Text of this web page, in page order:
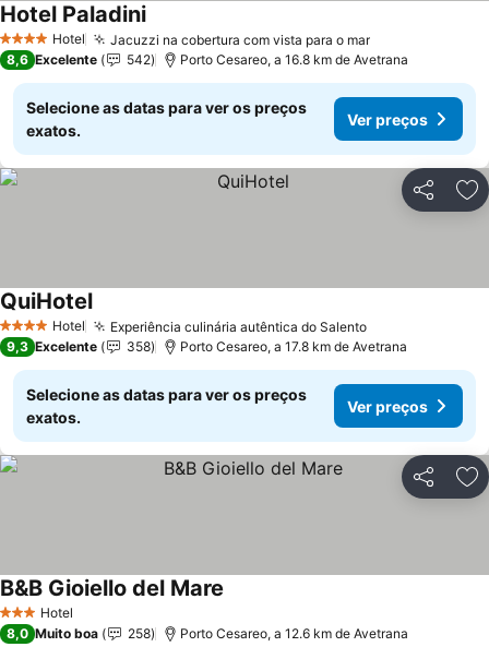
4 EstrelasHotel Jacuzzi na cobertura com vista para o marVer preços
Hotel PaladiniVer preços
8,6 Excelente 542 Porto Cesareo, a 16.8 km de Avetrana
Selecione as datas para ver os preços
exatos.
Ver preços
Partilhar
4 EstrelasHotel Experiência culinária autêntica do SalentoVer preços
QuiHotelVer preços
9,3 Excelente 358 Porto Cesareo, a 17.8 km de Avetrana
Selecione as datas para ver os preços
exatos.
Ver preços
Partilhar
3 EstrelasHotel
B&B Gioiello del Mare
8,0 Muito boa 258 Porto Cesareo, a 12.6 km de Avetrana